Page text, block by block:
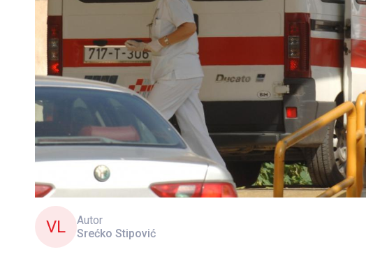
VL
Autor
Srećko Stipović